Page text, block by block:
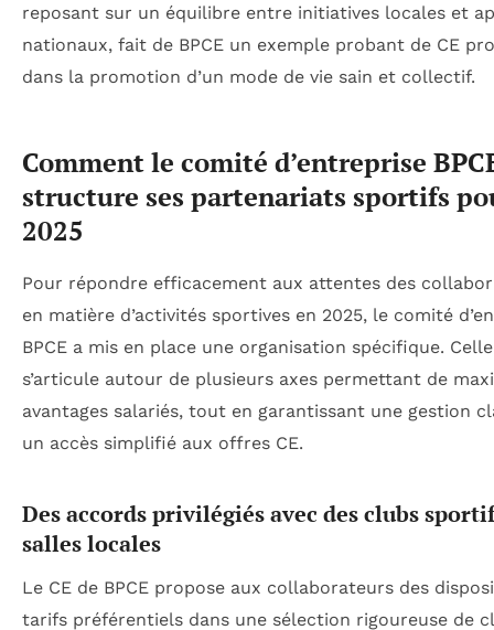
reposant sur un équilibre entre initiatives locales et
nationaux, fait de BPCE un exemple probant de CE
dans la promotion d’un mode de vie sain et collectif.
Comment le comité d’entreprise
structure ses partenariats sportifs
2025
Pour répondre efficacement aux attentes des
en matière d’activités sportives en 2025, le comité
BPCE a mis en place une organisation spécifique.
s’articule autour de plusieurs axes permettant de
avantages salariés, tout en garantissant une gestion
un accès simplifié aux offres CE.
Des accords privilégiés avec des clubs
salles locales
Le CE de BPCE propose aux collaborateurs des
tarifs préférentiels dans une sélection rigoureuse de